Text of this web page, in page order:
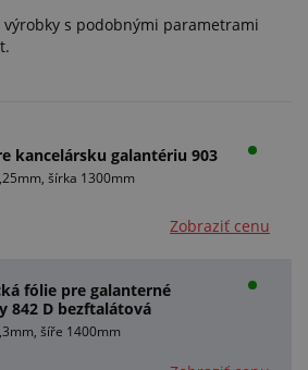
s podobnými parametrami
kancelársku galantériu 903
šírka 1300mm
Zobraziť cenu
fólie pre galanterné
842 D bezftalátová
šíře 1400mm